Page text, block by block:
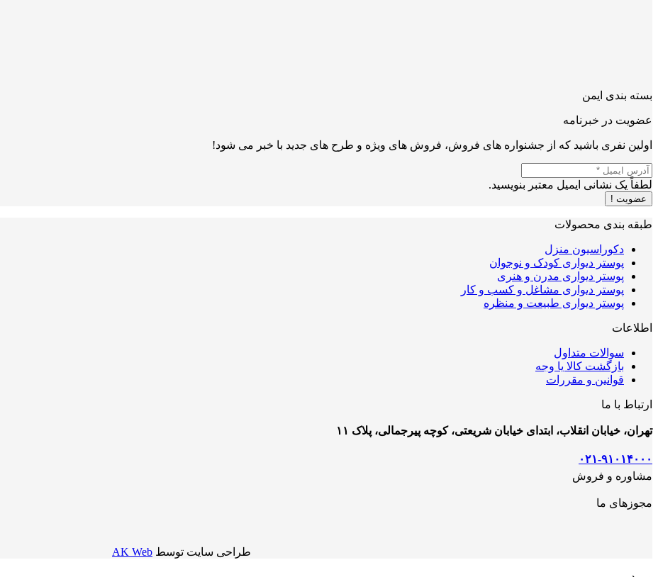
بسته بندی ایمن
عضویت در خبرنامه
اولین نفری باشید که از جشنواره های فروش، فروش های ویژه و طرح های جدید با خبر می شود!
لطفاً یک نشانی ایمیل معتبر بنویسید.
عضویت !
طبقه بندی محصولات
دکوراسیون منزل
پوستر دیواری کودک و نوجوان
پوستر دیواری مدرن و هنری
پوستر دیواری مشاغل و کسب و کار
پوستر دیواری طبیعت و منظره
اطلاعات
سوالات متداول
بازگشت کالا یا وجه
قوانین و مقررات
ارتباط با ما
تهران، خیابان انقلاب، ابتدای خیابان شریعتی، کوچه پیرجمالی، پلاک ۱۱
۰۲۱-۹۱۰۱۴۰۰۰
مشاوره و فروش
مجوزهای ما
طراحی سایت توسط AK Web